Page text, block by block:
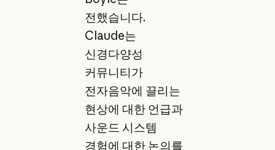
전했습니다.
Claude는
신경다양성
커뮤니티가
전자음악에 끌리는
현상에 대한 언급과
사운드 시스템
경험에 대한 논의를